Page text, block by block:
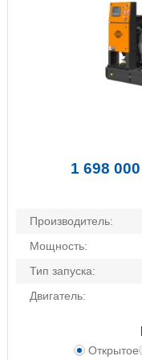
Производитель:
Мощность:
Тип запуска:
Двигатель:
Открытое
1 698 000